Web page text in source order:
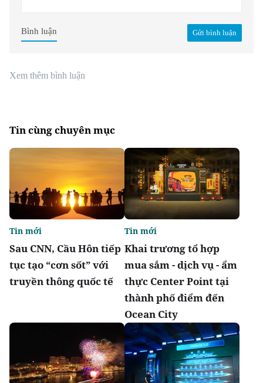
Gửi bình luận
Bình luận
Xem thêm bình luận
Tin cùng chuyên mục
Sau CNN, Cầu Hôn tiếp
tục tạo “cơn sốt” với
truyền thông quốc tế
Tin mới
Khai trương tổ hợp
mua sắm - dịch vụ - ẩm
thực Center Point tại
thành phố điểm đến
Ocean City
Tin mới